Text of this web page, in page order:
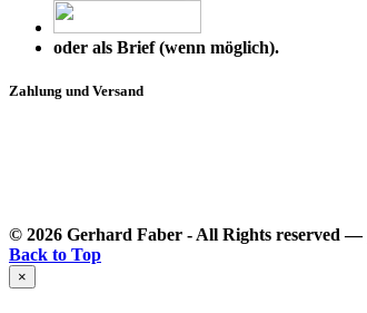
oder als Brief (wenn möglich).
Zahlung und Versand
© 2026 Gerhard Faber - All Rights reserved —
Back to Top
×